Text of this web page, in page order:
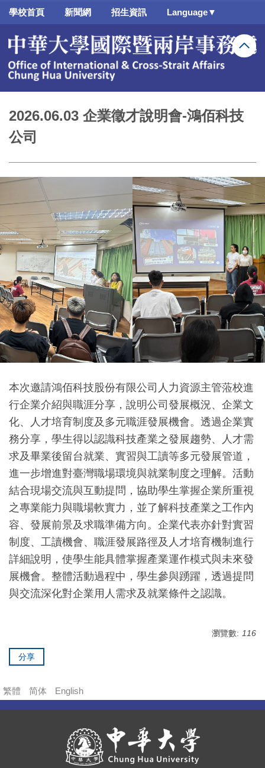
跳
要
容
學校首頁 新聞網 招生資訊 Language▼
2026.06.03 企業徵才說明會-鴻佰科技
公司
本次邀請鴻佰科技股份有限公司人力資源主管蒞校進
行企業介紹與職涯分享，說明公司發展概況、企業文
化、人才培育制度及多元職涯發展機會。透過企業實
務分享，學生得以認識科技產業之發展趨勢、人才需
求及畢業後留台就業、實習與工讀等多元發展管道，
進一步增進對臺灣職場環境與就業制度之理解。活動
結合現場交流與互動提問，協助學生掌握企業所重視
之專業能力與職場軟實力，並了解科技產業之工作內
容、發展前景及求職準備方向。企業代表亦針對實習
制度、工讀機會、職涯發展路徑及人才培育機制進行
詳細說明，使學生能具體掌握產業運作模式與未來發
展機會。整體活動過程中，學生參與踴躍，透過提問
與交流深化對企業用人需求及就業條件之認識。
瀏覽數: 116
分享
繁體 简体 English